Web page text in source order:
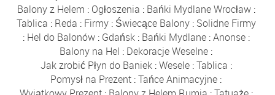
Balony z Helem : Ogłoszenia : Bańki Mydlane Wrocław:
Tablica : Reda : Firmy: Świecące Balony: Solidne Firmy
: Hel do Balonów: Gdańsk: Bańki Mydlane:Anonse:
Balony na Hel : Dekoracje Weselne :
Jak zrobić Płyn do Baniek:Wesele:Tablica :
Pomysł na Prezent :Tańce Animacyjne :